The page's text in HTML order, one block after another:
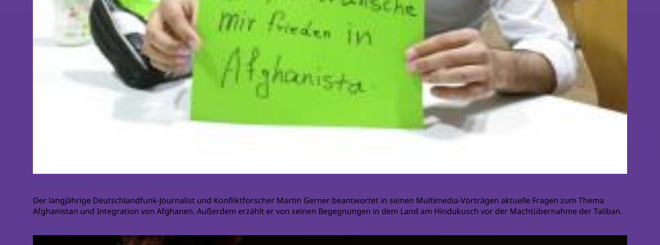
Der langjährige Deutschlandfunk-Journalist und Konfliktforscher Martin Gerner beantwortet in seinen Multimedia-Vorträgen aktuelle Fragen zum Thema
Afghanistan und Integration von Afghanen. Außerdem erzählt er von seinen Begegnungen in dem Land am Hindukusch vor der Machtübernahme der Taliban.